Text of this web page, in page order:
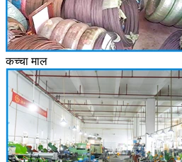
कच्चा माल